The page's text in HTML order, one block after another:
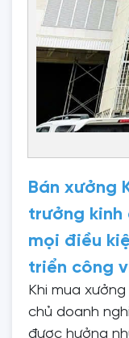
Bán xưởng
trưởng kinh
mọi điều
triển công
Khi mua
chủ doanh
được hưởng